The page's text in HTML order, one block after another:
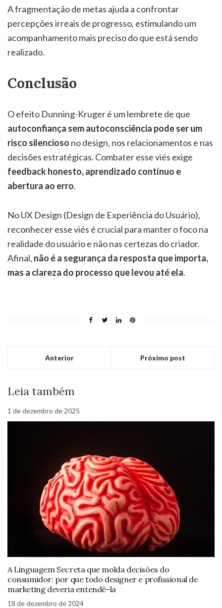
A fragmentação de metas ajuda a confrontar
percepções irreais de progresso, estimulando um
acompanhamento mais preciso do que está sendo
realizado.
Conclusão
O efeito Dunning-Kruger é um lembrete de que
autoconfiança sem autoconsciência pode ser um
risco silencioso no design, nos relacionamentos e nas
decisões estratégicas. Combater esse viés exige
feedback honesto, aprendizado contínuo e
abertura ao erro.
No UX Design (Design de Experiência do Usuário),
reconhecer esse viés é crucial para manter o foco na
realidade do usuário e não nas certezas do criador.
Afinal, não é a segurança da resposta que importa,
mas a clareza do processo que levou até ela.
Anterior Próximo post
Leia também
1 de dezembro de 2025
A Linguagem Secreta que molda decisões do
consumidor: por que todo designer e profissional de
marketing deveria entendê-la
18 de dezembro de 2024